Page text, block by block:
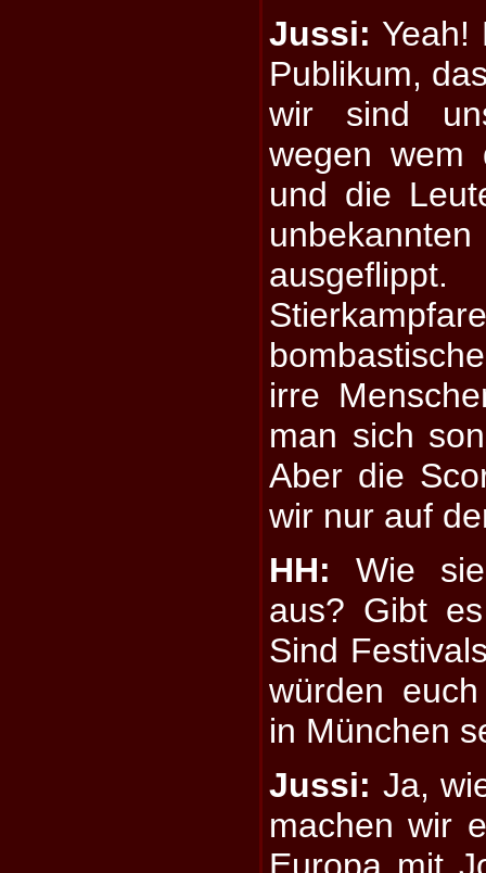
Jussi: Yeah!
Publikum,
wir sind
wegen wem
und die
irre
man sich
Aber die
wir nur auf
HH: Wie
aus? Gibt
Sind
würden
in München
Jussi: Ja,
machen wir